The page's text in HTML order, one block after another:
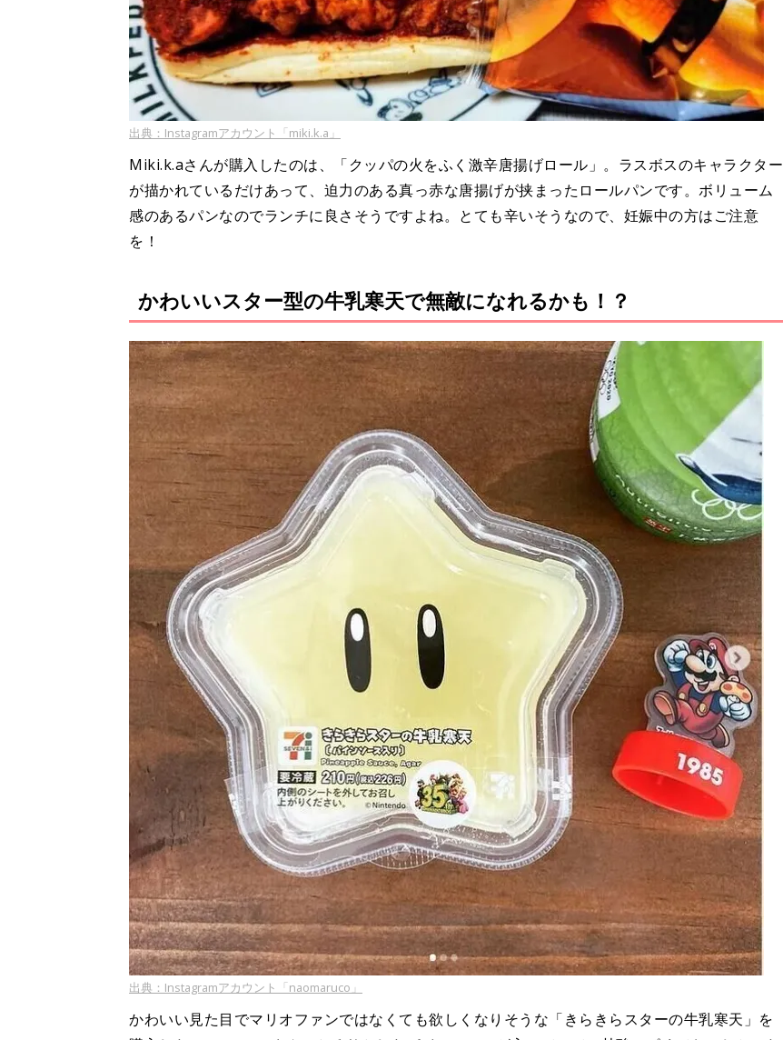
出典：Instagramアカウント「miki.k.a」
Miki.k.aさんが購入したのは、「クッパの火をふく激辛唐揚げロール」。ラスボスのキャラクター
が描かれているだけあって、迫力のある真っ赤な唐揚げが挟まったロールパンです。ボリューム
感のあるパンなのでランチに良さそうですよね。とても辛いそうなので、妊娠中の方はご注意
を！
かわいいスター型の牛乳寒天で無敵になれるかも！？
出典：Instagramアカウント「naomaruco」
かわいい見た目でマリオファンではなくても欲しくなりそうな「きらきらスターの牛乳寒天」を